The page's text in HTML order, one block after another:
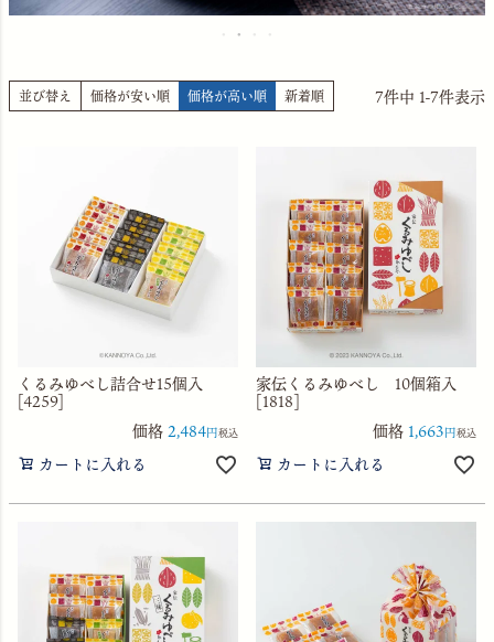
並び替え 価格が安い順 価格が高い順 新着順 7件中 1-7件表示
くるみゆべし詰合せ15個入
[4259]
価格2,484 税込
カートに入れる
家伝くるみゆべし 10個箱入
[1818]
価格 1,663 税込
カートに入れる